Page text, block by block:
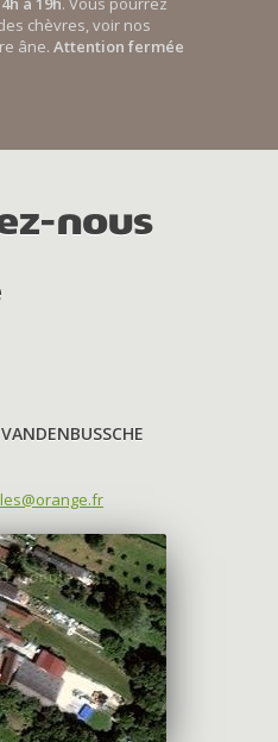
chèvres, voir nos
âne. Attention fermée
nous